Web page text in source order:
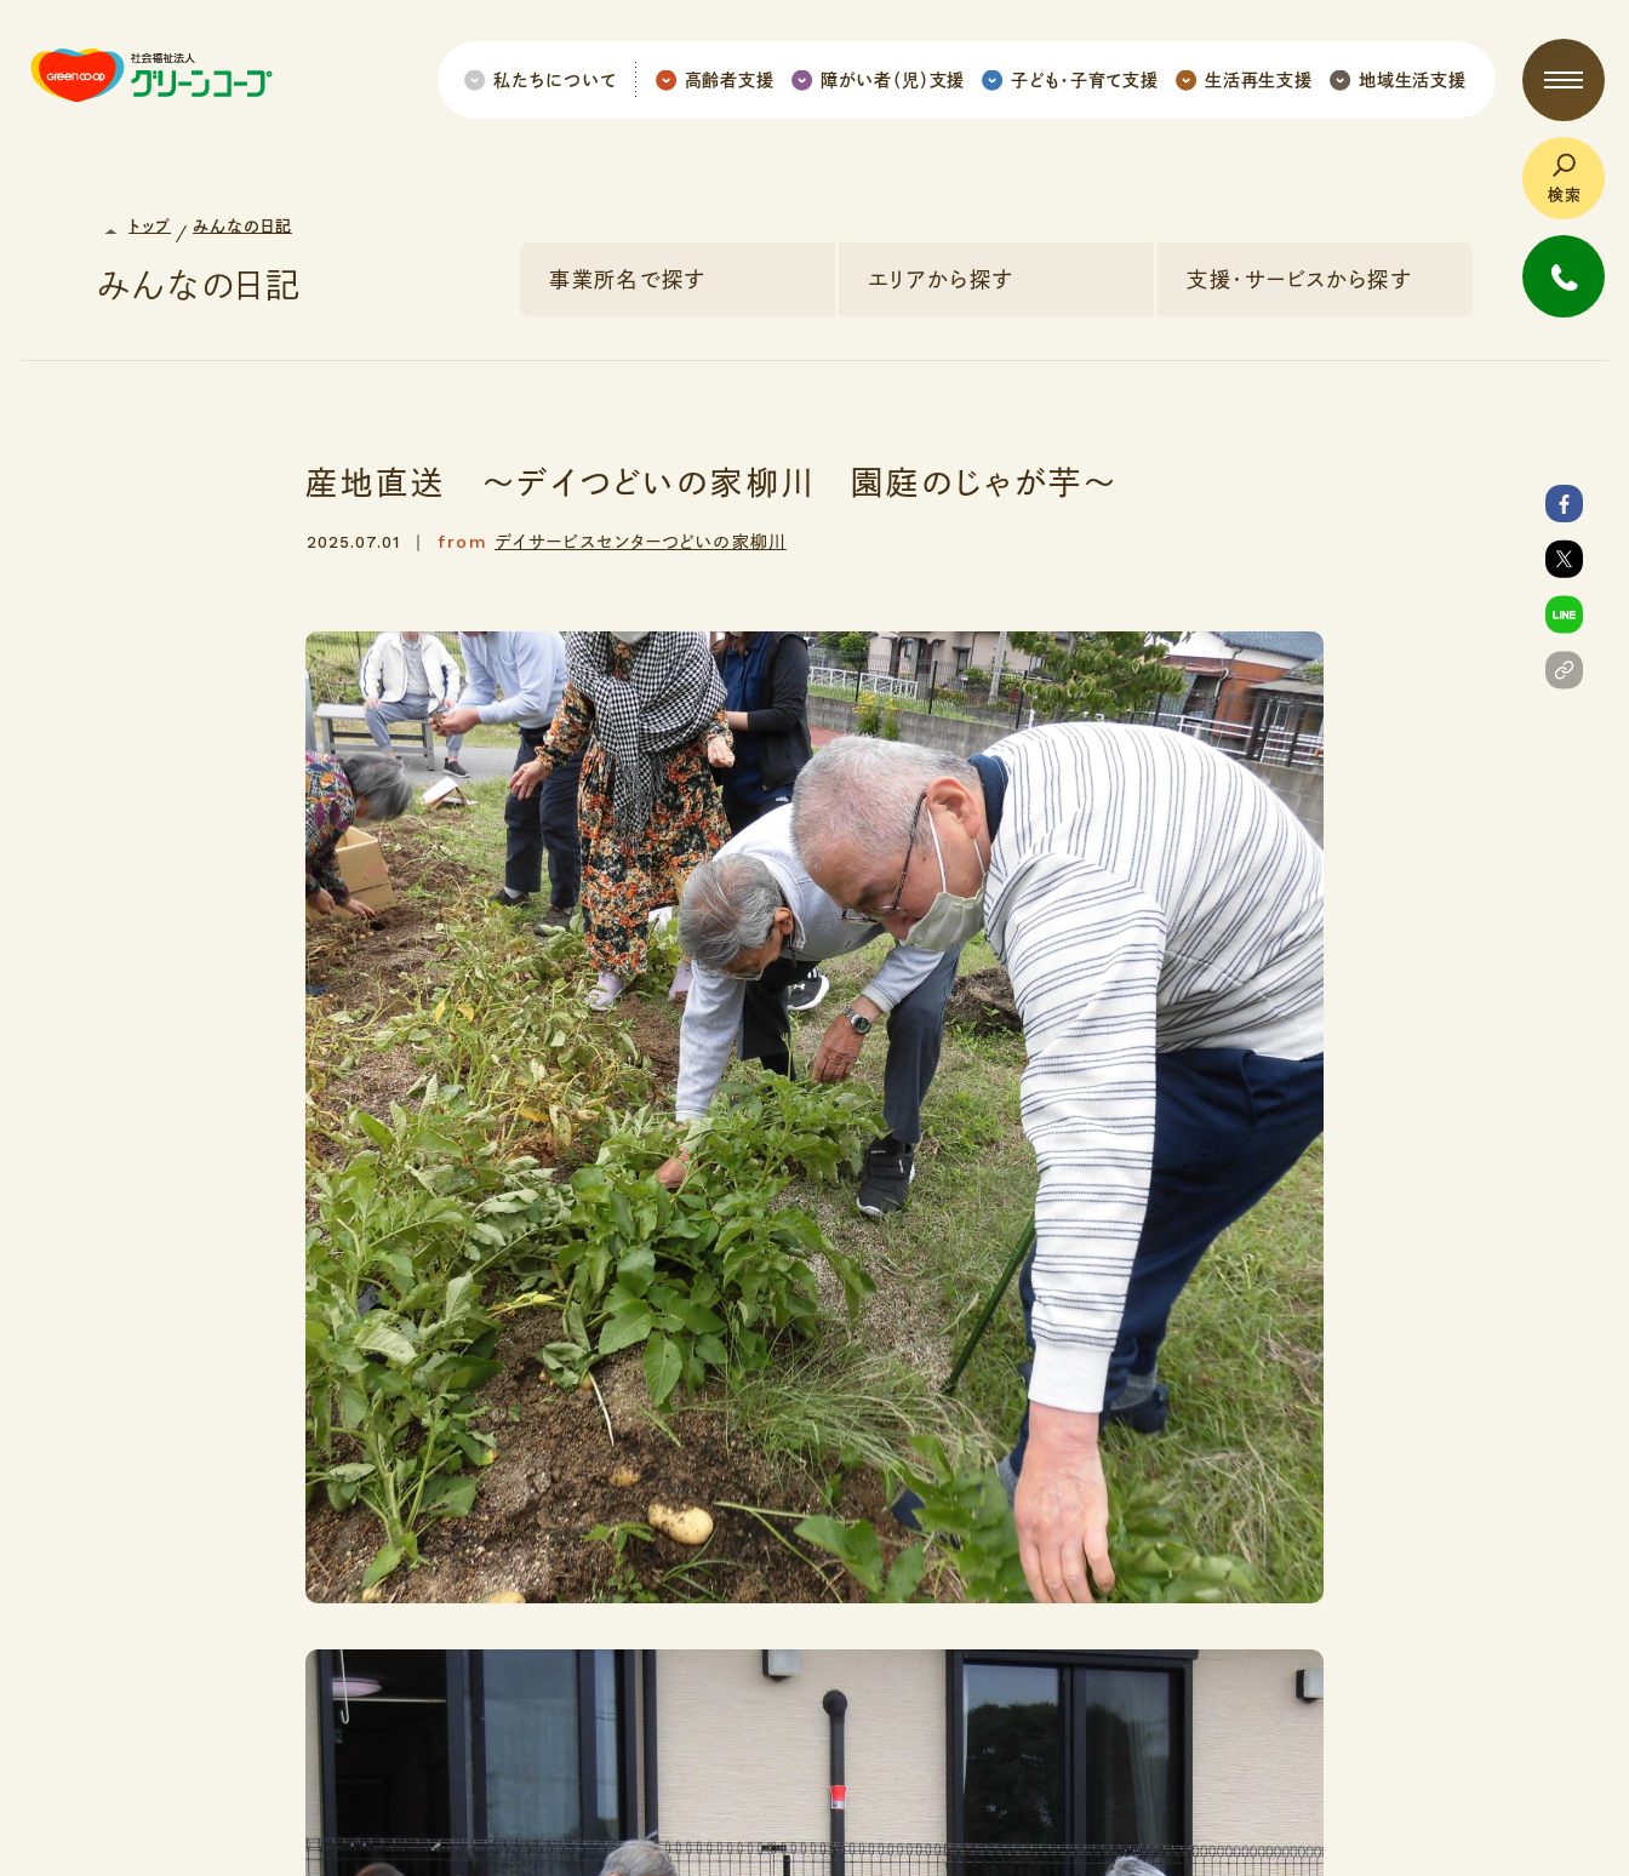
私たちについて 高齢者支援 障がい者（児）支援 子ども ・ 子育て支援 生活再生支援 地域生活支援
検索
トップ
みんなの日記
みんなの日記 事業所名で探す エリアから探す 支援・サービスから探す
産地直送 ～デイつどいの家柳川 園庭のじゃが芋～
2025.07.01 from デイサービスセンターつどいの家柳川